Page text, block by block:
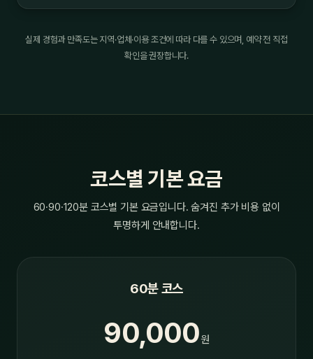
실제 경험과 만족도는 지역·업체·이용 조건에 따라 다를 수 있으며, 예약 전 직접
확인을 권장합니다.
코스별 기본 요금
60·90·120분 코스별 기본 요금입니다. 숨겨진 추가 비용 없이
투명하게 안내합니다.
60분 코스
90,000원